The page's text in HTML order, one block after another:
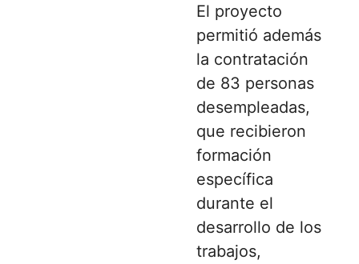
El proyecto
permitió además
la contratación
de 83 personas
desempleadas,
que recibieron
formación
específica
durante el
desarrollo de los
trabajos,